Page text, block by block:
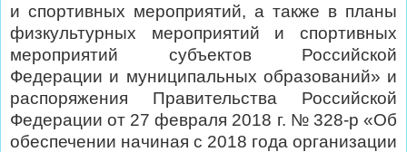
и спортивных мероприятий, а также в планы
физкультурных мероприятий и спортивных
мероприятий субъектов Российской
Федерации и муниципальных образований» и
распоряжения Правительства Российской
Федерации от 27 февраля 2018 г. № 328-р «Об
обеспечении начиная с 2018 года организации